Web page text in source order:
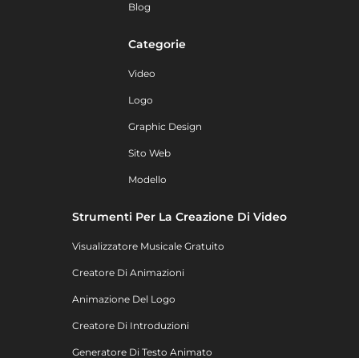
Blog
Categorie
Video
Logo
Graphic Design
Sito Web
Modello
Strumenti Per La Creazione Di Video
Visualizzatore Musicale Gratuito
Creatore Di Animazioni
Animazione Del Logo
Creatore Di Introduzioni
Generatore Di Testo Animato